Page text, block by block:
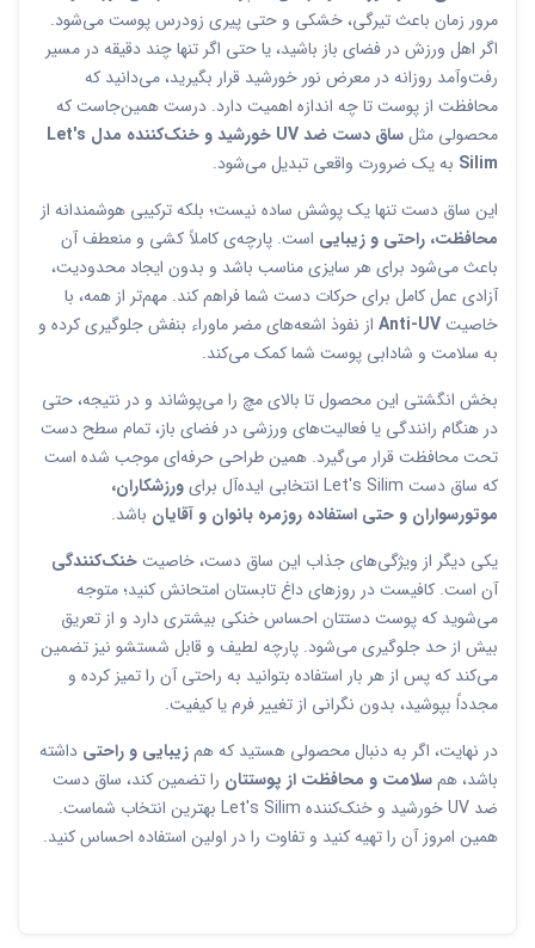
مرور زمان باعث تیرگی، خشکی و حتی پیری زودرس پوست می‌شود.
اگر اهل ورزش در فضای باز باشید، یا حتی اگر تنها چند دقیقه در مسیر
رفت‌وآمد روزانه در معرض نور خورشید قرار بگیرید، می‌دانید که
محافظت از پوست تا چه اندازه اهمیت دارد. درست همین‌جاست که
محصولی مثل
ساق دست ضد UV خورشید و خنک‌کننده مدل Let's
Silim به یک ضرورت واقعی تبدیل می‌شود.
این ساق دست تنها یک پوشش ساده نیست؛ بلکه ترکیبی هوشمندانه از
محافظت، راحتی و زیبایی است. پارچه‌ی کاملاً کشی و منعطف آن
باعث می‌شود برای هر سایزی مناسب باشد و بدون ایجاد محدودیت،
آزادی عمل کامل برای حرکات دست شما فراهم کند. مهم‌تر از همه، با
خاصیتAnti-UV از نفوذ اشعه‌های مضر ماوراء بنفش جلوگیری کرده و
به سلامت و شادابی پوست شما کمک می‌کند.
بخش انگشتی این محصول تا بالای مچ را می‌پوشاند و در نتیجه، حتی
در هنگام رانندگی یا فعالیت‌های ورزشی در فضای باز، تمام سطح دست
تحت محافظت قرار می‌گیرد. همین طراحی حرفه‌ای موجب شده است
که ساق دست Let's Silim انتخابی ایده‌آل برای
ورزشکاران،
موتورسواران و حتی استفاده روزمره بانوان و آقایان باشد.
یکی دیگر از ویژگی‌های جذاب این ساق دست، خاصیتخنک‌کنندگی
آن است. کافیست در روزهای داغ تابستان امتحانش کنید؛ متوجه
می‌شوید که پوست دستتان احساس خنکی بیشتری دارد و از تعریق
بیش از حد جلوگیری می‌شود. پارچه لطیف و قابل شستشو نیز تضمین
می‌کند که پس از هر بار استفاده بتوانید به راحتی آن را تمیز کرده و
مجدداً بپوشید، بدون نگرانی از تغییر فرم یا کیفیت.
در نهایت، اگر به دنبال محصولی هستید که همزیبایی و راحتی داشته
باشد، همسلامت و محافظت از پوستتان را تضمین کند، ساق دست
ضد UV خورشید و خنک‌کننده Let's Silim بهترین انتخاب شماست.
همین امروز آن را تهیه کنید و تفاوت را در اولین استفاده احساس کنید.